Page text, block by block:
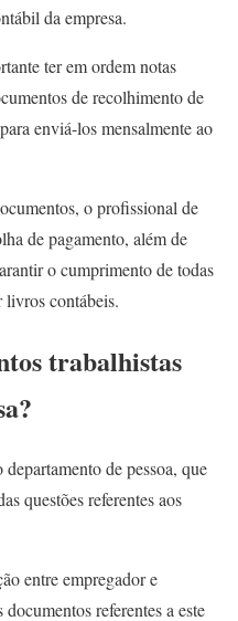
da empresa.
ter em ordem notas
de recolhimento de
enviá-los mensalmente ao
o profissional de
de pagamento, além de
o cumprimento de todas
livros contábeis.
trabalhistas
de pessoa, que
questões referentes aos
entre empregador e
referentes a este